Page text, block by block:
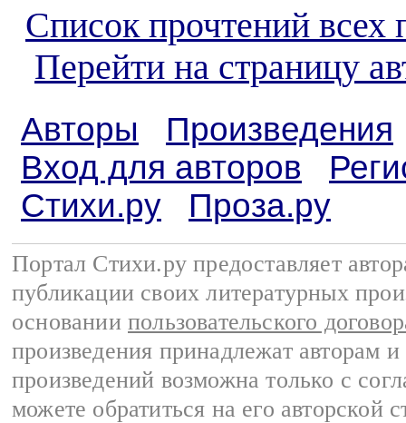
Список прочтений всех
Перейти на страницу
Авторы
Произведения
Вход для авторов
Стихи.ру
Проза.ру
Портал Стихи.ру предоставляет
публикации своих литературных
основании пользовательского
произведения принадлежат авторам
произведений возможна только с
можете обратиться на его авторской